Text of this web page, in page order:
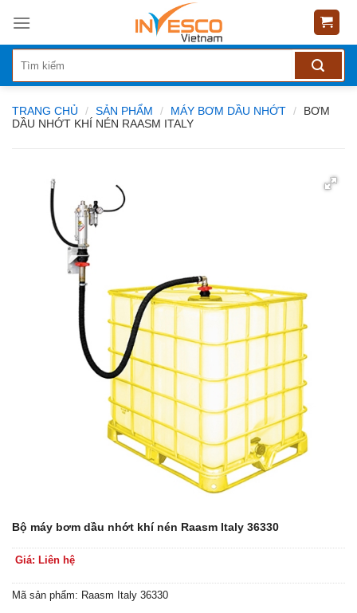
content
TRANG CHỦ / SẢN PHẨM / MÁY BƠM DẦU NHỚT /
BƠM
DẦU NHỚT KHÍ NÉN RAASM ITALY
Bộ máy bơm dầu nhớt khí nén Raasm Italy 36330
Giá: Liên hệ
Mã sản phẩm: Raasm Italy 36330